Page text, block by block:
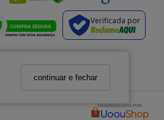
continuar e fechar
Verificada por